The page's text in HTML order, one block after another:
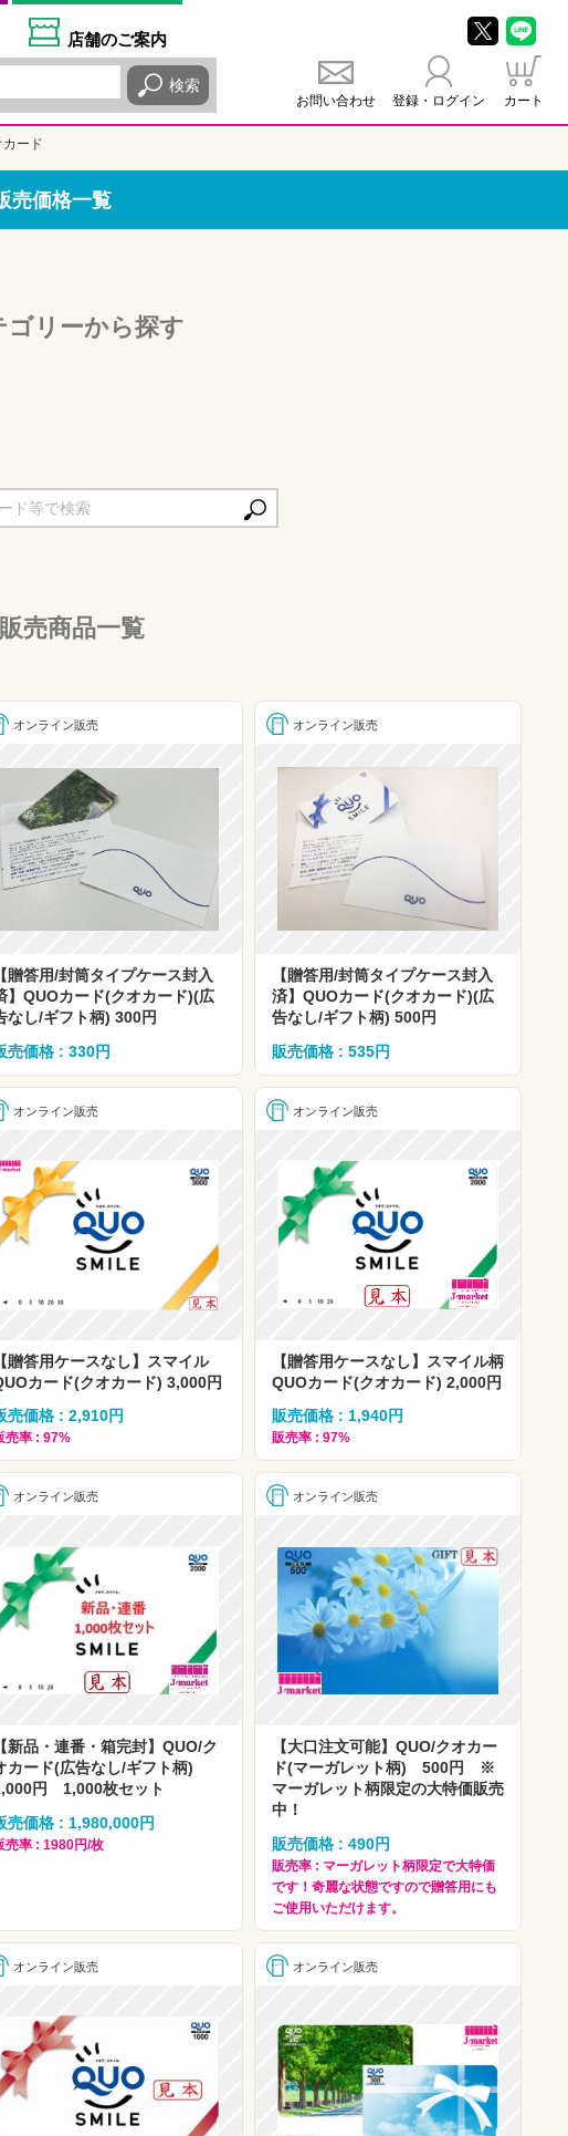
店舗のご案内
検索
お問い合わせ 登録・ログイン カート
カード
売価格一覧
リーから探す
売商品一覧
オンライン販売
【贈答用/封筒タイプケース封入
】QUOカード(クオカード)(広
なし/ギフト柄) 300円
売価格 : 330円
オンライン販売
【贈答用/封筒タイプケース封入
済】QUOカード(クオカード)(広
告なし/ギフト柄) 500円
販売価格 : 535円
オンライン販売
【贈答用ケースなし】スマイル
カード(クオカード) 3,000円
売価格 : 2,910円
売率 : 97%
オンライン販売
【贈答用ケースなし】スマイル柄
QUOカード(クオカード) 2,000円
販売価格 : 1,940円
販売率 : 97%
オンライン販売
【新品・連番・箱完封】QUO/ク
カード(広告なし/ギフト柄)
円 1,000枚セット
売価格 : 1,980,000円
売率 : 1980円/枚
オンライン販売
【大口注文可能】QUO/クオカー
ド(マーガレット柄) 500円 ※
マーガレット柄限定の大特価販売
中！
販売価格 : 490円
販売率 : マーガレット柄限定で大特価
です！奇麗な状態ですので贈答用にも
ご使用いただけます。
オンライン販売 オンライン販売